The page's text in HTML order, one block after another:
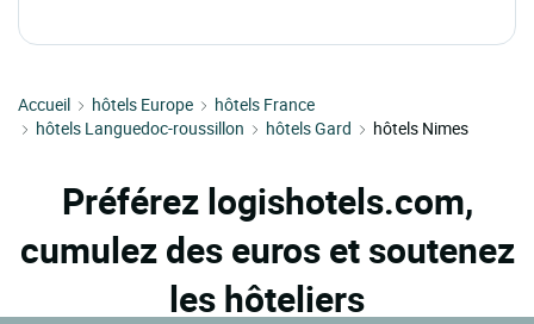
Accueil hôtels Europe
hôtels France
hôtels Languedoc-roussillon
hôtels Gard hôtels Nimes
Préférez logishotels.com,
cumulez des euros et soutenez
les hôteliers